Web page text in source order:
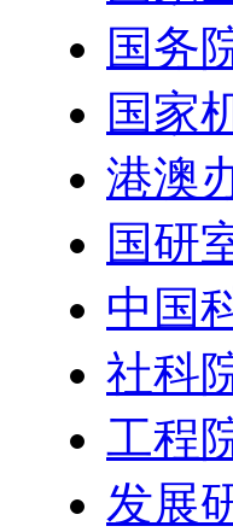
国务
国家
港澳
国研
中国
社科
工程
发展